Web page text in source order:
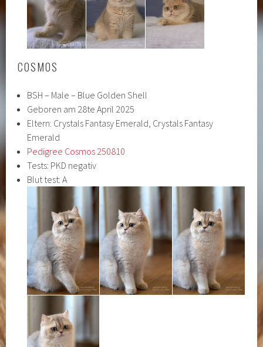
COSMOS
BSH – Male – Blue Golden Shell
Geboren am 28te April 2025
Eltern: Crystals Fantasy Emerald, Crystals Fantasy
Emerald
Pedigree Cosmos 250810
Tests: PKD negativ
Blut test: A